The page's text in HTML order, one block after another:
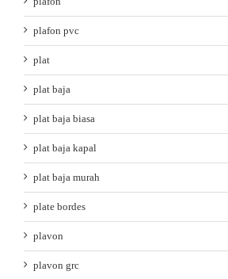
plafon pvc
plat
plat baja
plat baja biasa
plat baja kapal
plat baja murah
plate bordes
plavon
plavon grc